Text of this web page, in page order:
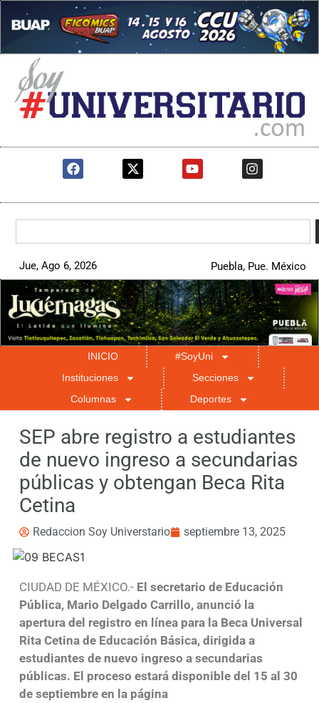
Jue, Ago 6, 2026 Puebla, Pue. México
INICIO
#SoyUni
Instituciones
Secciones
Columnas
Deportes
SEP abre registro a estudiantes
de nuevo ingreso a secundarias
públicas y obtengan Beca Rita
Cetina
Redaccion Soy Universtario septiembre 13, 2025
CIUDAD DE MÉXICO.- El secretario de Educación
Pública, Mario Delgado Carrillo, anunció la
apertura del registro en línea para la Beca Universal
Rita Cetina de Educación Básica, dirigida a
estudiantes de nuevo ingreso a secundarias
públicas. El proceso estará disponible del 15 al 30
de septiembre en la página